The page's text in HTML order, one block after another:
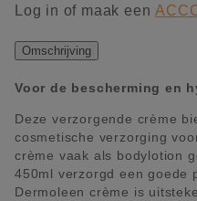
Log in of maak een
Omschrijving
Voor de bescherming en
Deze verzorgende crème
cosmetische verzorging
crème vaak als bodylotion
450ml verzorgd een goede
Dermoleen crème is